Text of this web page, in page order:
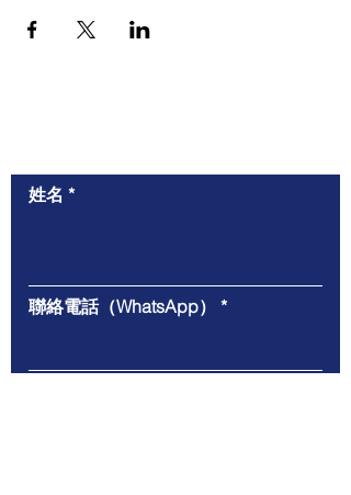
姓名
聯絡電話（WhatsApp）